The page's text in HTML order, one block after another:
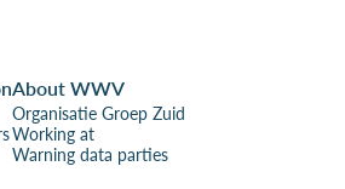
About WWV
Organisatie Groep Zuid
Working at
Warning data parties